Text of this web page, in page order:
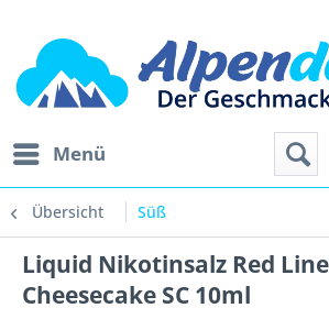
Menü
Übersicht Süß
Liquid Nikotinsalz Red
Cheesecake SC 10ml